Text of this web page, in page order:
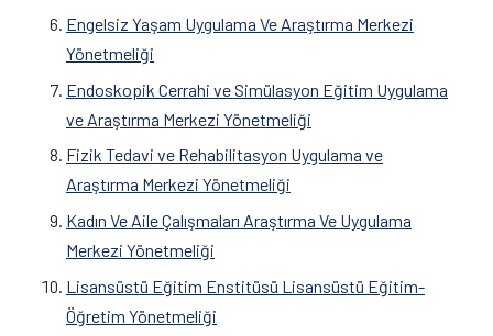
Engelsiz Yaşam Uygulama Ve Araştırma Merkezi
Yönetmeliği
Endoskopik Cerrahi ve Simülasyon Eğitim Uygulama
ve Araştırma Merkezi Yönetmeliği
Fizik Tedavi ve Rehabilitasyon Uygulama ve
Araştırma Merkezi Yönetmeliği
Kadın Ve Aile Çalışmaları Araştırma Ve Uygulama
Merkezi Yönetmeliği
Lisansüstü Eğitim Enstitüsü Lisansüstü Eğitim-
Öğretim Yönetmeliği